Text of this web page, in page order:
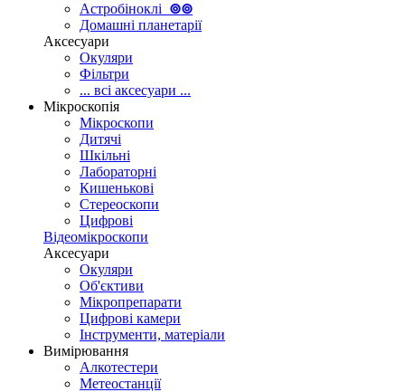
Астробіноклі ⊚⊚
Домашні планетарії
Аксесуари
Окуляри
Фільтри
... всі аксесуари ...
Мікроскопія
Мікроскопи
Дитячі
Шкільні
Лабораторні
Кишенькові
Стереоскопи
Цифрові
Відеомікроскопи
Аксесуари
Окуляри
Об'єктиви
Мікропрепарати
Цифрові камери
Інструменти, матеріали
Вимірювання
Алкотестери
Метеостанції